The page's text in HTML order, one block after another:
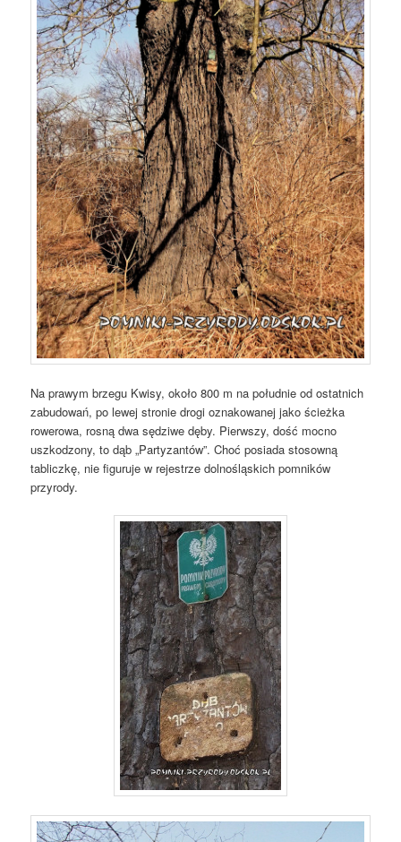
Na prawym brzegu Kwisy, około 800 m na południe od ostatnich
zabudowań, po lewej stronie drogi oznakowanej jako ścieżka
rowerowa, rosną dwa sędziwe dęby. Pierwszy, dość mocno
uszkodzony, to dąb „Partyzantów”. Choć posiada stosowną
tabliczkę, nie figuruje w rejestrze dolnośląskich pomników
przyrody.